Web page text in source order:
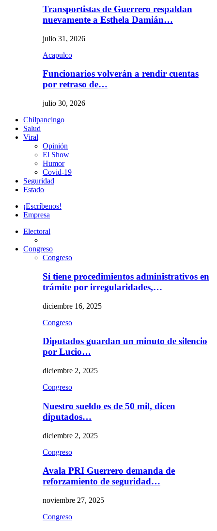
Transportistas de Guerrero respaldan
nuevamente a Esthela Damián…
julio 31, 2026
Acapulco
Funcionarios volverán a rendir cuentas
por retraso de…
julio 30, 2026
Chilpancingo
Salud
Viral
Opinión
El Show
Humor
Covid-19
Seguridad
Estado
¡Escríbenos!
Empresa
Electoral
Congreso
Congreso
Sí tiene procedimientos administrativos en
trámite por irregularidades,…
diciembre 16, 2025
Congreso
Diputados guardan un minuto de silencio
por Lucio…
diciembre 2, 2025
Congreso
Nuestro sueldo es de 50 mil, dicen
diputados…
diciembre 2, 2025
Congreso
Avala PRI Guerrero demanda de
reforzamiento de seguridad…
noviembre 27, 2025
Congreso